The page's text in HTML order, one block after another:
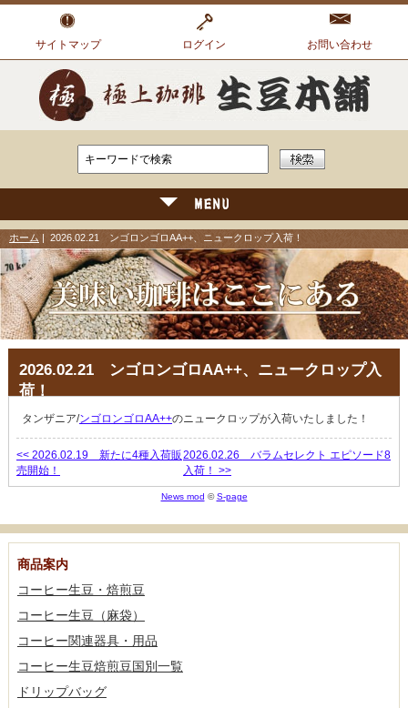
サイトマップ ログイン お問い合わせ
ホーム | 2026.02.21 ンゴロンゴロAA++、ニュークロップ入荷！
2026.02.21 ンゴロンゴロAA++、ニュークロップ入
荷！
タンザニア/ンゴロンゴロAA++のニュークロップが入荷いたしました！
<< 2026.02.19 新たに4種入荷販
売開始！
2026.02.26 バラムセレクト エピソード8
入荷！ >>
News mod ©S-page
商品案内
コーヒー生豆・焙煎豆
コーヒー生豆（麻袋）
コーヒー関連器具・用品
コーヒー生豆焙煎豆国別一覧
ドリップバッグ